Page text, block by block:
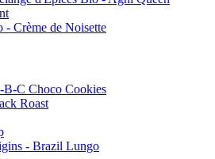
Crème de Noisette
C Choco Cookies
Roast
- Brazil Lungo